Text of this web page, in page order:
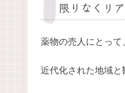
限りなくリ
薬物の売人にとって
近代化された地域と